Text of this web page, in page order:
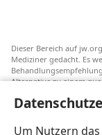
Um Nutzern
Dieser Bereich auf
Mediziner gedacht. Es
Alternative zu einem
Mediziner steht selbst
halten, verschiedene